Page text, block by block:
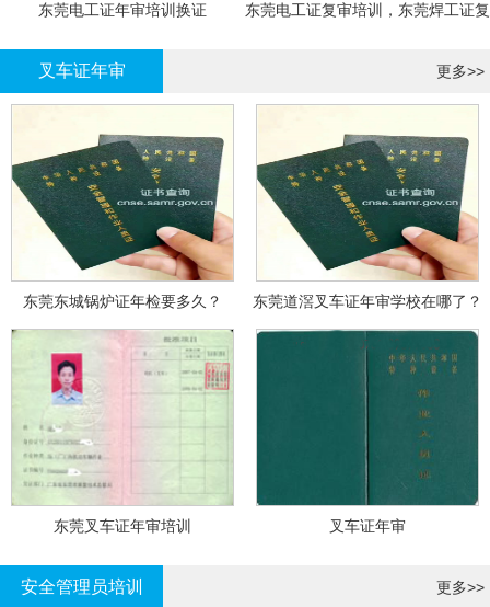
东莞电工证年审培训换证
东莞电工证复审培训，东莞焊工证复
叉车证年审 更多>>
东莞东城锅炉证年检要多久？ 东莞道滘叉车证年审学校在哪了？
东莞叉车证年审培训 叉车证年审
安全管理员培训 更多>>